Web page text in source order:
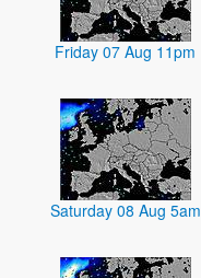
Friday 07 Aug 11pm
Saturday 08 Aug 5am